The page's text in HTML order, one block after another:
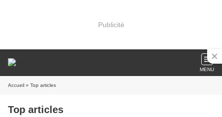
Publicité
MENU
Accueil » Top articles
Top articles